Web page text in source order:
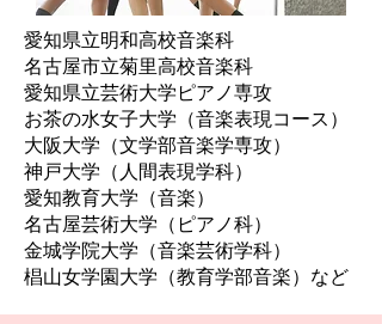
愛知県立明和高校音楽科
名古屋市立菊里高校音楽科
愛知県立芸術大学ピアノ専攻
お茶の水女子大学（音楽表現コース）
大阪大学（文学部音楽学専攻）
神戸大学（人間表現学科）
愛知教育大学（音楽）
名古屋芸術大学（ピアノ科）
金城学院大学（音楽芸術学科）
椙山女学園大学（教育学部音楽）など